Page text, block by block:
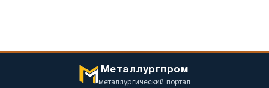
Металлургпром
металлургический портал